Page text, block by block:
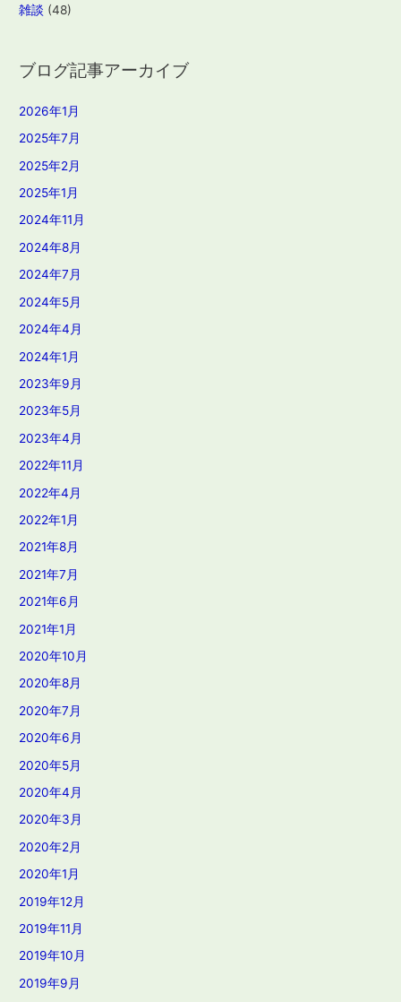
雑談 (48)
ブログ記事アーカイブ
2026年1月
2025年7月
2025年2月
2025年1月
2024年11月
2024年8月
2024年7月
2024年5月
2024年4月
2024年1月
2023年9月
2023年5月
2023年4月
2022年11月
2022年4月
2022年1月
2021年8月
2021年7月
2021年6月
2021年1月
2020年10月
2020年8月
2020年7月
2020年6月
2020年5月
2020年4月
2020年3月
2020年2月
2020年1月
2019年12月
2019年11月
2019年10月
2019年9月